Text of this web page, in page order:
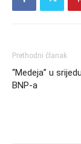
Prethodni članak
“Medeja” u
BNP-a